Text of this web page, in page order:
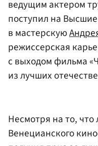
ведущим актером
поступил на
в мастерскую
режиссерская
с выходом фильма
из лучших
Несмотря на то,
Венецианского